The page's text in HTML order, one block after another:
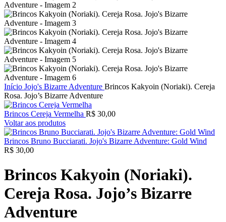
Início Jojo's Bizarre Adventure Brincos Kakyoin (Noriaki). Cereja
Rosa. Jojo’s Bizarre Adventure
Brincos Cereja Vermelha R$ 30,00
Voltar aos produtos
Brincos Bruno Bucciarati. Jojo's Bizarre Adventure: Gold Wind
R$ 30,00
Brincos Kakyoin (Noriaki).
Cereja Rosa. Jojo’s Bizarre
Adventure